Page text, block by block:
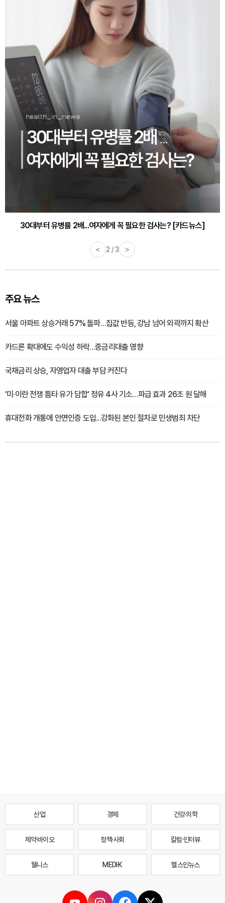
30대부터 유병률 2배...여자에게 꼭 필요한 검사는? [카드뉴스]
< 2 / 3 >
주요 뉴스
서울 아파트 상승거래 57% 돌파…집값 반등, 강남 넘어 외곽까지 확산
카드론 확대에도 수익성 하락…중금리대출 영향
국채금리 상승, 자영업자 대출 부담 커진다
'미·이란 전쟁 틈타 유가 담합' 정유 4사 기소…파급 효과 26조 원 달해
휴대전화 개통에 안면인증 도입...강화된 본인 절차로 민생범죄 차단
산업 경제 건강·의학
제약·바이오 정책·사회 칼럼·인터뷰
웰니스 MEDI·K 헬스인뉴스